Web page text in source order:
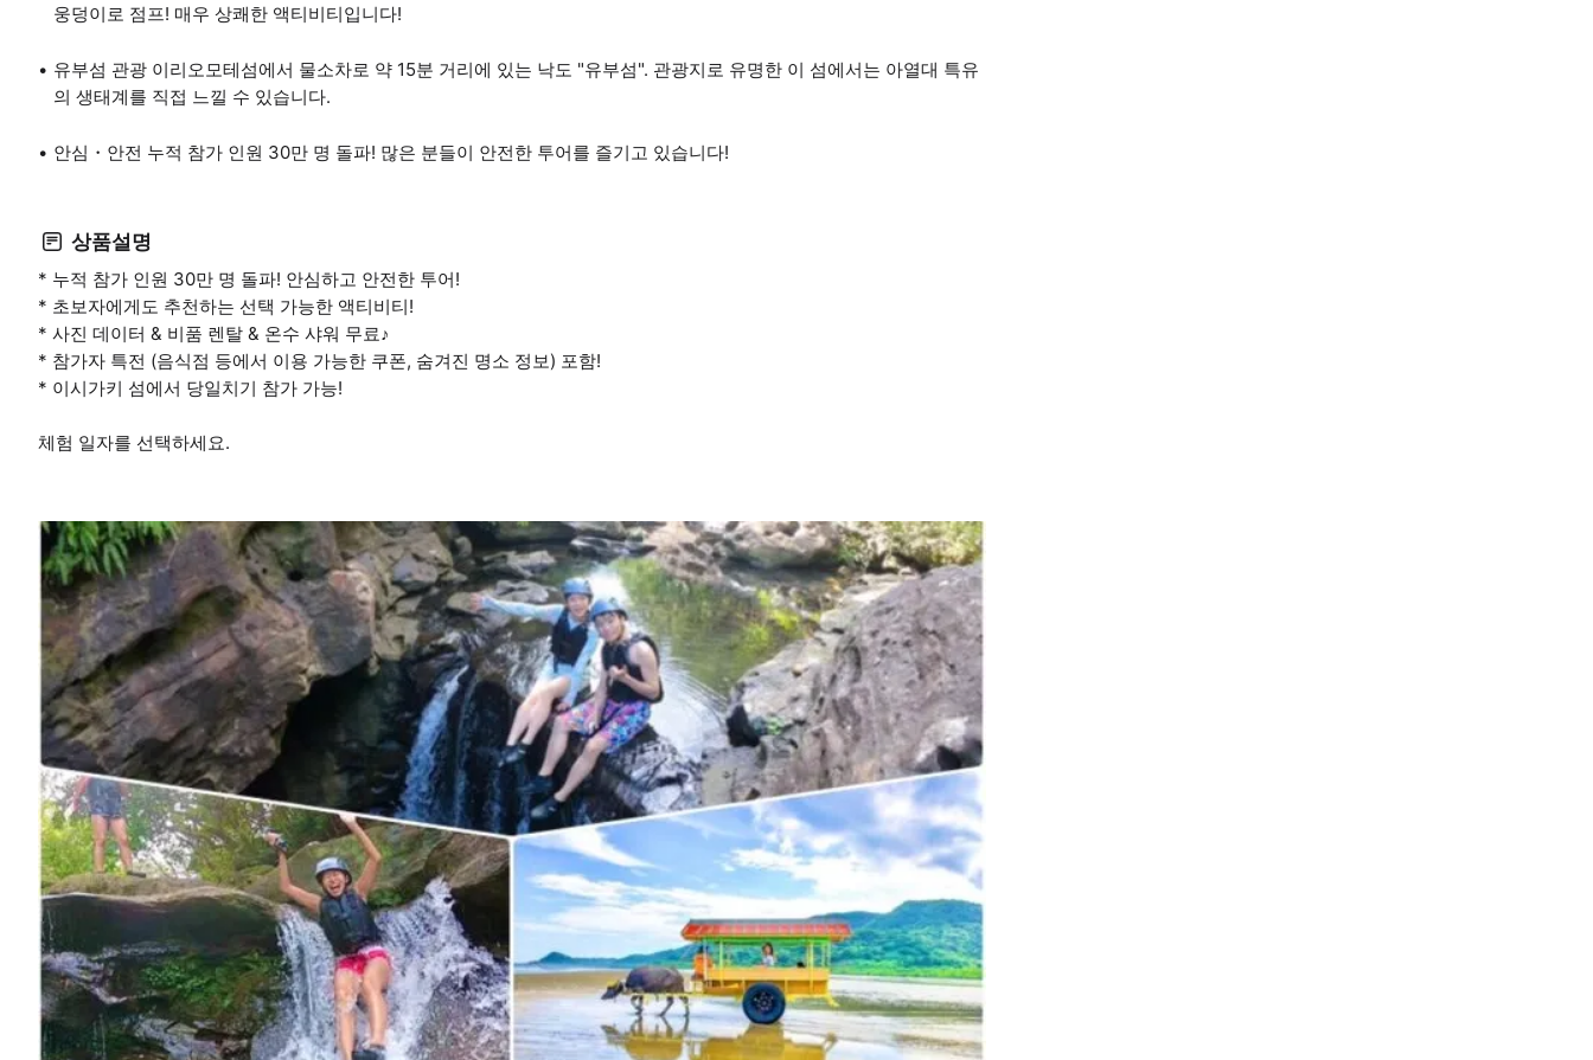
웅덩이로 점프! 매우 상쾌한 액티비티입니다!
유부섬 관광 이리오모테섬에서 물소차로 약 15분 거리에 있는 낙도 "유부섬". 관광지로 유명한 이 섬에서는 아열대 특유
의 생태계를 직접 느낄 수 있습니다.
안심・안전 누적 참가 인원 30만 명 돌파! 많은 분들이 안전한 투어를 즐기고 있습니다!
상품설명
* 누적 참가 인원 30만 명 돌파! 안심하고 안전한 투어!
* 초보자에게도 추천하는 선택 가능한 액티비티!
* 사진 데이터 & 비품 렌탈 & 온수 샤워 무료♪
* 참가자 특전 (음식점 등에서 이용 가능한 쿠폰, 숨겨진 명소 정보) 포함!
* 이시가키 섬에서 당일치기 참가 가능!
체험 일자를 선택하세요.